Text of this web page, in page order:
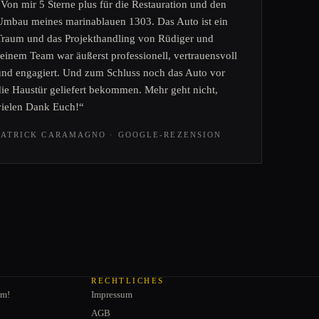
mir 5 Sterne plus für die Restauration und den
meines marinablauen 1303. Das Auto ist ein
und das Projekthandling von Rüdiger und
Team war äußerst professionell, vertrauensvoll
engagiert. Und zum Schluss noch das Auto vor
Haustür geliefert bekommen. Mehr geht nicht,
Dank Euch!“
CARAMAGNO · GOOGLE-REZENSION
RECHTLICHES
Impressum
AGB